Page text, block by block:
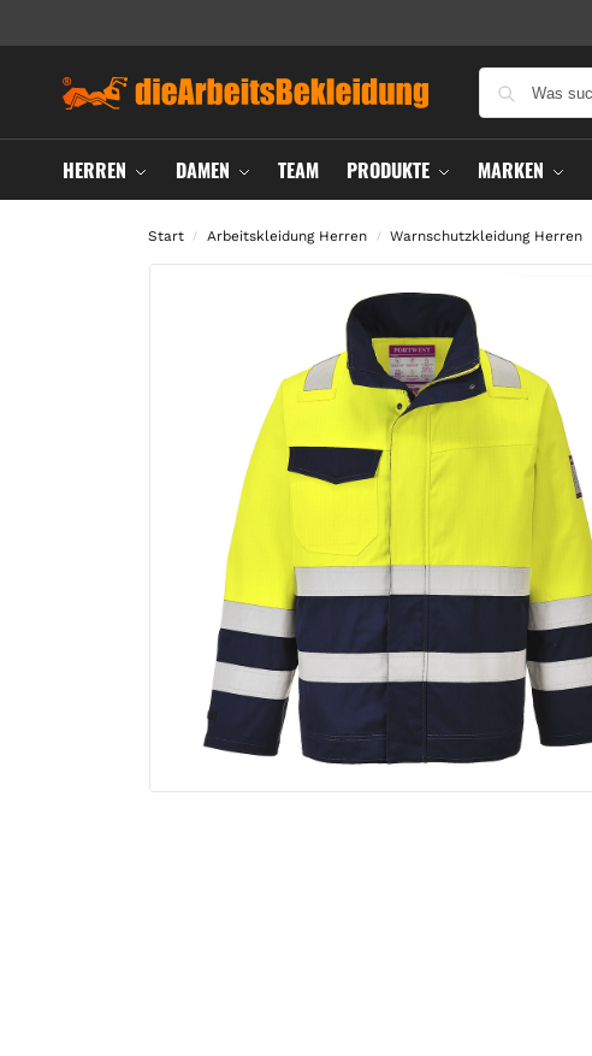
HERREN DAMEN TEAM PRODUKTE MARKEN
Start / Arbeitskleidung Herren / Warnschutzkleidung Herren